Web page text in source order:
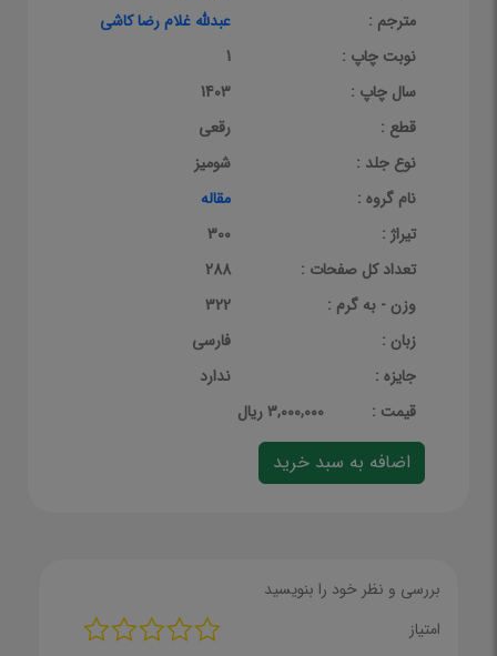
مترجم :
عبدلله غلام رضا کاشی
نوبت چاپ :
1
سال چاپ :
1403
قطع :
رقعی
نوع جلد :
شومیز
نام گروه :
مقاله
تیراژ :
300
تعداد کل صفحات :
288
وزن - به گرم :
322
زبان :
فارسی
جایزه :
ندارد
قيمت :
3,000,000 ریال
بررسی و نظر خود را بنویسید
امتیاز